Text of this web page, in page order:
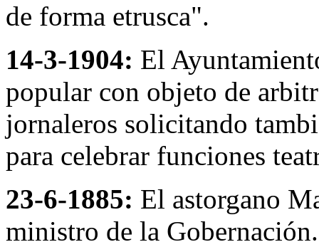
de forma etrusca".
14-3-1904: El
popular con objeto de
jornaleros solicitando
para celebrar funciones
23-6-1885: El astorgano
ministro de la Gobernación.